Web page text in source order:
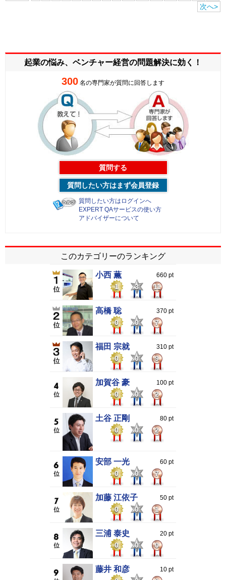
次へ>
起業の悩み、ベンチャー経営の問題解決に効く！
300 名の専門家が質問に回答します
質問する
質問したい方はまず会員登録
質問したい方はログインへ
EXPERT QAサービスの使い方
アドバイザーについて
このカテゴリーのランキング
小西 薫 660 pt
1 3 11
高橋 聡 370 pt
0 0 7
福田 宗就 310 pt
0 0 9
加賀谷 豪 100 pt
0 0 2
土谷 正剛 80 pt
0 0 2
安部 一光 60 pt
0 0 7
加藤 江依子 50 pt
0 0 1
三浦 泰史 20 pt
0 0 0
藤井 和彦 10 pt